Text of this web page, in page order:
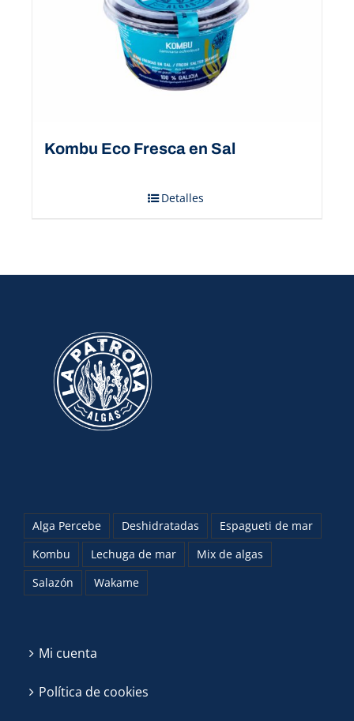
Kombu Eco Fresca en Sal
Detalles
Alga Percebe Deshidratadas
Espagueti de mar
Kombu
Lechuga de mar
Mix de algas
Salazón
Wakame
Mi cuenta
Política de cookies